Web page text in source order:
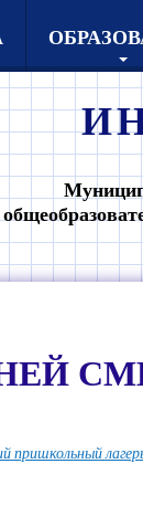
пришкольный